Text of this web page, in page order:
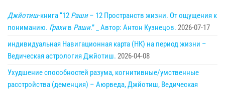
Джйотиш-книга “12 Раши– 12 Пространств жизни. От ощущения к
пониманию. Грахив Раши.” _ Автор: Антон Кузнецов. 2026-07-17
индивидуальная Навигационная карта (НК) на период жизни –
Ведическая астрология Джйотиш. 2026-04-08
Ухудшение способностей разума, когнитивные/умственные
расстройства (деменция) – Аюрведа, Джйотиш, Ведическая